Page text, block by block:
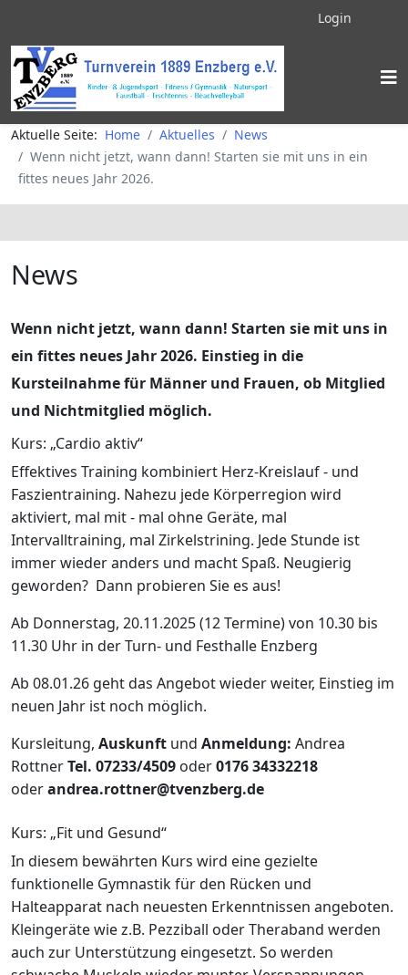
Login
Aktuelle Seite: Home Aktuelles
News
Wenn nicht jetzt, wann dann! Starten sie mit uns in ein
fittes neues Jahr 2026.
News
Wenn nicht jetzt, wann dann! Starten sie mit uns in
ein fittes neues Jahr 2026. Einstieg in die
Kursteilnahme für Männer und Frauen, ob Mitglied
und Nichtmitglied möglich.
Kurs: „Cardio aktiv“
Effektives Training kombiniert Herz-Kreislauf - und
Faszientraining. Nahezu jede Körperregion wird
aktiviert, mal mit - mal ohne Geräte, mal
Intervalltraining, mal Zirkelstrining. Jede Stunde ist
immer wieder anders und macht Spaß. Neugierig
geworden? Dann probieren Sie es aus!
Ab Donnerstag, 20.11.2025 (12 Termine) von 10.30 bis
11.30 Uhr in der Turn- und Festhalle Enzberg
Ab 08.01.26 geht das Angebot wieder weiter, Einstieg im
neuen Jahr ist noch möglich.
Kursleitung, Auskunft und Anmeldung: Andrea
RottnerTel. 07233/4509 oder0176 34332218
oderandrea.rottner@tvenzberg.de
Kurs: „Fit und Gesund“
In diesem bewährten Kurs wird eine gezielte
funktionelle Gymnastik für den Rücken und
Halteapparat nach neuesten Erkenntnissen angeboten.
Kleingeräte wie z.B. Pezziball oder Theraband werden
auch zur Unterstützung eingesetzt. So werden